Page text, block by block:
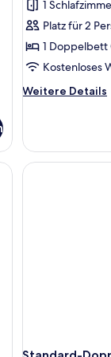
1
Platz für 2
1 Doppelbett
Kostenloses
Weitere Details
Weitere
Doppelzimmer